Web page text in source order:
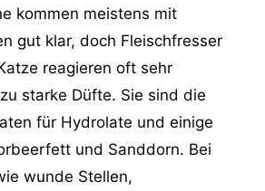
kommen meistens mit
gut klar, doch Fleischfresser
reagieren oft sehr
starke Düfte. Sie sind die
für Hydrolate und einige
und Sanddorn. Bei
wunde Stellen,